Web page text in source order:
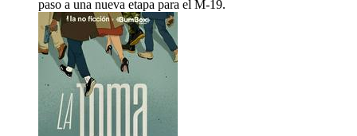
paso a una nueva etapa para el M-19.